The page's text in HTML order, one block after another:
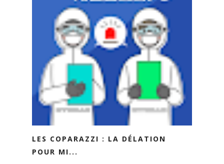
LES COPARAZZI : LA DÉLATION
POUR MI...